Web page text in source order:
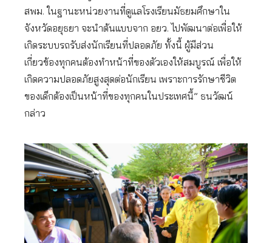
สพม. ในฐานะหน่วยงานที่ดูแลโรงเรียนมัธยมศึกษาใน
จังหวัดอยุธยา จะนำต้นแบบจาก อยว. ไปพัฒนาต่อเพื่อให้
เกิดระบบรถรับส่งนักเรียนที่ปลอดภัย ทั้งนี้ ผู้มีส่วน
เกี่ยวข้องทุกคนต้องทำหน้าที่ของตัวเองให้สมบูรณ์ เพื่อให้
เกิดความปลอดภัยสูงสุดต่อนักเรียน เพราะการรักษาชีวิต
ของเด็กต้องเป็นหน้าที่ของทุกคนในประเทศนี้” ธนวัฒน์
กล่าว